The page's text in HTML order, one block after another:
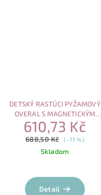
DETSKÝ RASTÚCI PYŽAMOVÝ
OVERAL S MAGNETICKÝM
ZAPÍNANÍM, RUŽOVÉ S
BIELYM MEDVEDÍKOM A
SRDIEČKOM
610,73 Kč
688,50 Kč (–11 %)
Skladom
hodnocení
produktu
Detail